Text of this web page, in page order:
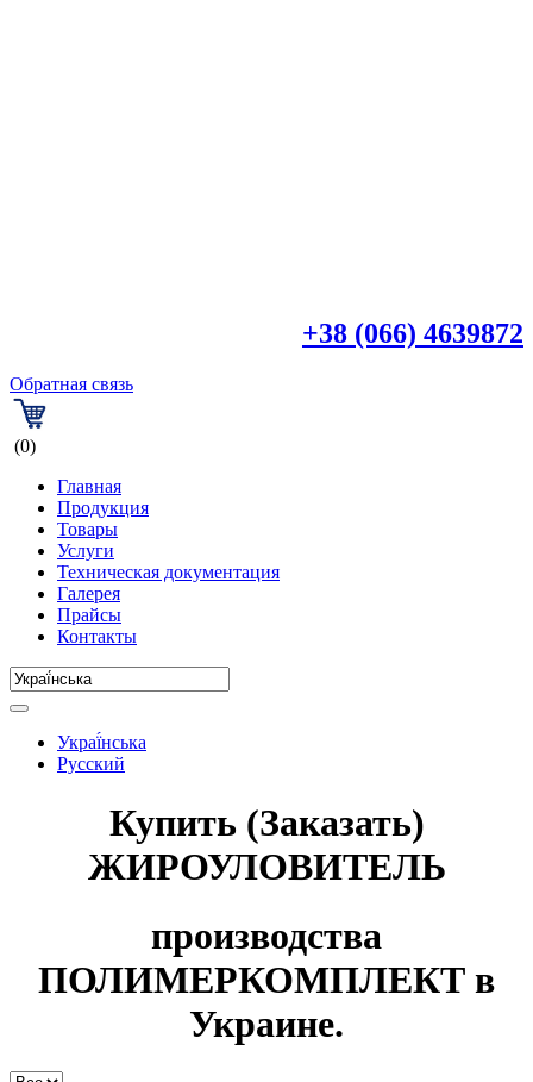
+38 (066) 4639872
Обратная связь
(0)
Главная
Продукция
Товары
Услуги
Техническая документация
Галерея
Прайсы
Контакты
Украї́нська
Русский
Купить (Заказать)
ЖИРОУЛОВИТЕЛЬ
производства
ПОЛИМЕРКОМПЛЕКТ в
Украине.